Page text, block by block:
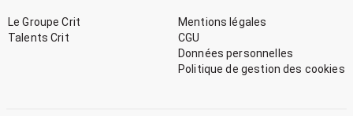
Le Groupe Crit
Talents Crit
Mentions légales
CGU
Données personnelles
Politique de gestion des cookies